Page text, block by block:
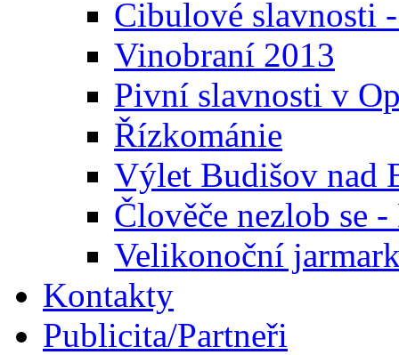
Cibulové slavnosti
Vinobraní 2013
Pivní slavnosti v
Řízkománie
Výlet Budišov nad
Člověče nezlob se
Velikonoční
Kontakty
Publicita/Partneři